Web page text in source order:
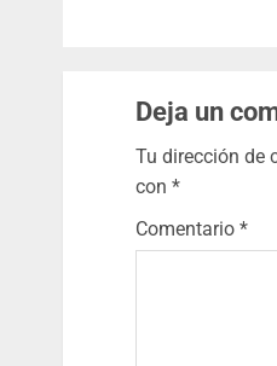
Deja un
Tu dirección de
con *
Comentario *